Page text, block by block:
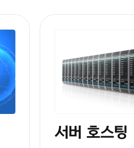
서버 호스팅